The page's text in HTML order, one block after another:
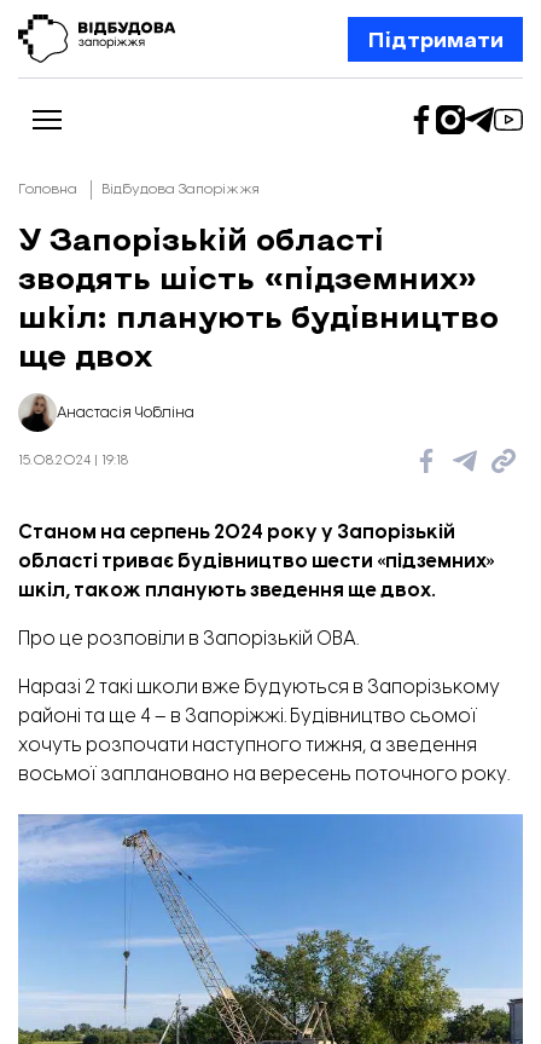
Підтримати
Новини
Відбудова Запоріжжя
Ексклюзив
Шлях додому
Колонки
Про нас
Редакційна політика
Головна Відбудова Запоріжжя
У Запорізькій області
зводять шість «підземних»
шкіл: планують будівництво
ще двох
Анастасія Чобліна
15.08.2024 | 19:18
Станом на серпень 2024 року у Запорізькій
області триває будівництво шести «підземних»
шкіл, також планують зведення ще двох.
Про це розповіли в Запорізькій ОВА.
Наразі 2 такі школи вже будуються в Запорізькому
районі та ще 4 – в Запоріжжі. Будівництво сьомої
хочуть розпочати наступного тижня, а зведення
восьмої заплановано на вересень поточного року.